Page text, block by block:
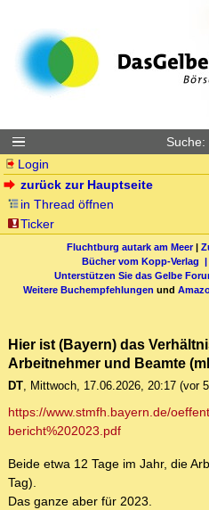
Suche:
Login
zurück zur Hauptseite
in Thread öffnen
Ticker
Fluchtburg autark am Meer|
Bücher vom Kopp-Verlag |
Unterstützen Sie das Gelbe
Weitere Buchempfehlungen und
Hier ist (Bayern) das
Arbeitnehmer und Beamte
DT, Mittwoch, 17.06.2026, 20:17 (vor
https://www.stmfh.bayern.de/
bericht%202023.pdf
Beide etwa 12 Tage im Jahr, die
Tag).
Das ganze aber für 2023.